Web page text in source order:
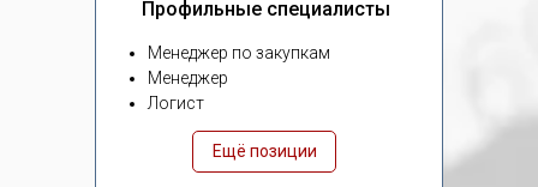
Профильные специалисты
Менеджер по закупкам
Менеджер
Логист
Ещё позиции